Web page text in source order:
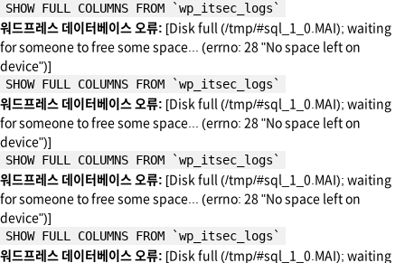
SHOW FULL COLUMNS FROM `wp_itsec_logs`
워드프레스 데이터베이스 오류: [Disk full (/tmp/#sql_1_0.MAI); waiting
for someone to free some space... (errno: 28 "No space left on
device")]
SHOW FULL COLUMNS FROM `wp_itsec_logs`
워드프레스 데이터베이스 오류: [Disk full (/tmp/#sql_1_0.MAI); waiting
for someone to free some space... (errno: 28 "No space left on
device")]
SHOW FULL COLUMNS FROM `wp_itsec_logs`
워드프레스 데이터베이스 오류: [Disk full (/tmp/#sql_1_0.MAI); waiting
for someone to free some space... (errno: 28 "No space left on
device")]
SHOW FULL COLUMNS FROM `wp_itsec_logs`
워드프레스 데이터베이스 오류: [Disk full (/tmp/#sql_1_0.MAI); waiting